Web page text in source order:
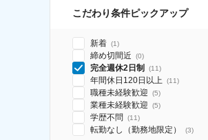
こだわり条件ピックアップ
新着 (1)
締め切間近 (0)
完全週休2日制 (11)
年間休日120日以上 (11)
職種未経験歓迎 (5)
業種未経験歓迎 (5)
学歴不問 (11)
転勤なし（勤務地限定） (3)